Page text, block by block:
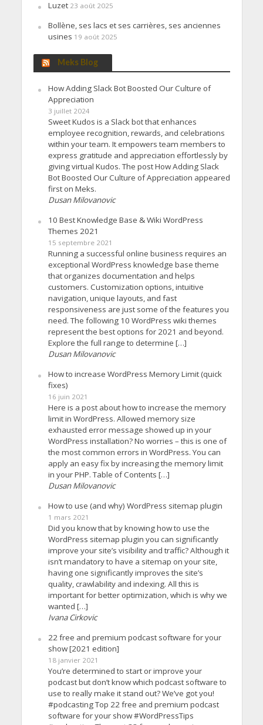
Luzet 23 août 2025
Bollène, ses lacs et ses carrières, ses anciennes
usines 19 août 2025
Meks Blog
How Adding Slack Bot Boosted Our Culture of
Appreciation
3 juillet 2024
Sweet Kudos is a Slack bot that enhances
employee recognition, rewards, and celebrations
within your team. It empowers team members to
express gratitude and appreciation effortlessly by
giving virtual Kudos. The post How Adding Slack
Bot Boosted Our Culture of Appreciation appeared
first on Meks.
Dusan Milovanovic
10 Best Knowledge Base & Wiki WordPress
Themes 2021
15 septembre 2021
Running a successful online business requires an
exceptional WordPress knowledge base theme
that organizes documentation and helps
customers. Customization options, intuitive
navigation, unique layouts, and fast
responsiveness are just some of the features you
need. The following 10 WordPress wiki themes
represent the best options for 2021 and beyond.
Explore the full range to determine […]
Dusan Milovanovic
How to increase WordPress Memory Limit (quick
fixes)
16 juin 2021
Here is a post about how to increase the memory
limit in WordPress. Allowed memory size
exhausted error message showed up in your
WordPress installation? No worries – this is one of
the most common errors in WordPress. You can
apply an easy fix by increasing the memory limit
in your PHP. Table of Contents […]
Dusan Milovanovic
How to use (and why) WordPress sitemap plugin
1 mars 2021
Did you know that by knowing how to use the
WordPress sitemap plugin you can significantly
improve your site’s visibility and traffic? Although it
isn’t mandatory to have a sitemap on your site,
having one significantly improves the site’s
quality, crawlability and indexing. All this is
important for better optimization, which is why we
wanted […]
Ivana Cirkovic
22 free and premium podcast software for your
show [2021 edition]
18 janvier 2021
You’re determined to start or improve your
podcast but don’t know which podcast software to
use to really make it stand out? We’ve got you!
#podcasting Top 22 free and premium podcast
software for your show #WordPressTips